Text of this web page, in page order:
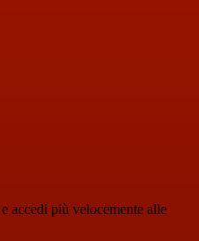
accedi più velocemente alle